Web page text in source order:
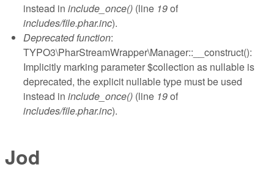
instead in include_once() (line 19of
includes/file.phar.inc).
Deprecated function:
TYPO3\PharStreamWrapper\Manager::__construct():
Implicitly marking parameter $collection as nullable is
deprecated, the explicit nullable type must be used
instead in include_once() (line 19of
includes/file.phar.inc).
Jod